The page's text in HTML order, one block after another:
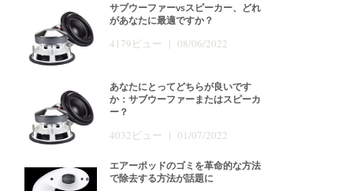
サブウーファーvsスピーカー、どれ
があなたに最適ですか？
4179ビュー | 08/06/2022
あなたにとってどちらが良いです
か：サブウーファーまたはスピーカ
ー？
4032ビュー | 01/07/2022
エアーポッドのゴミを革命的な方法
で除去する方法が話題に